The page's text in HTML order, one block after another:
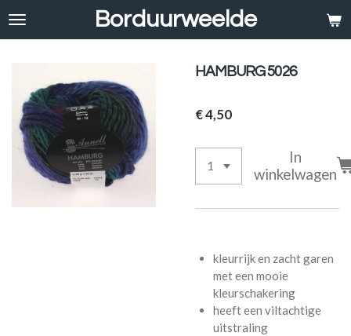
Ga
hoofdinhoud
Borduurweelde
HAMBURG 5026
€ 4,50
In
winkelwagen
kleurrijk en zacht garen
met een mooie
kleurschakering
heeft een viltachtige
uitstraling